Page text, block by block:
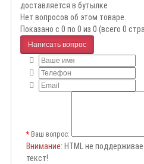
доставляется в бутылке
Нет вопросов об этом товаре.
Показано с 0 по 0 из 0 (всего 0
Написать вопрос
Ваш вопрос:
Внимание: HTML не
текст!